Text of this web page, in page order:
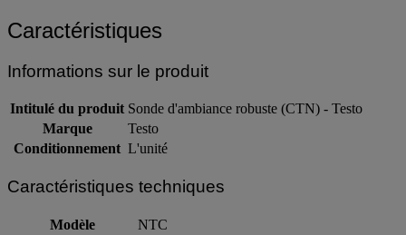
Caractéristiques
Informations sur le produit
Intitulé du produit Sonde d'ambiance robuste (CTN) - Testo
Marque
Testo
Conditionnement L'unité
Caractéristiques techniques
Modèle
NTC